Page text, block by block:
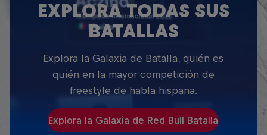
EXPLORA TODAS SUS
BATALLAS
Explora la Galaxia de Batalla, quién es
quién en la mayor competición de
freestyle de habla hispana.
Explora la Galaxia de Red Bull Batalla